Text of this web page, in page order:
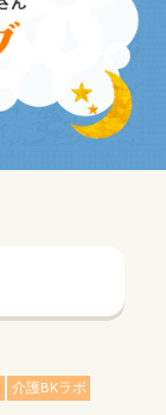
介護BKラボ